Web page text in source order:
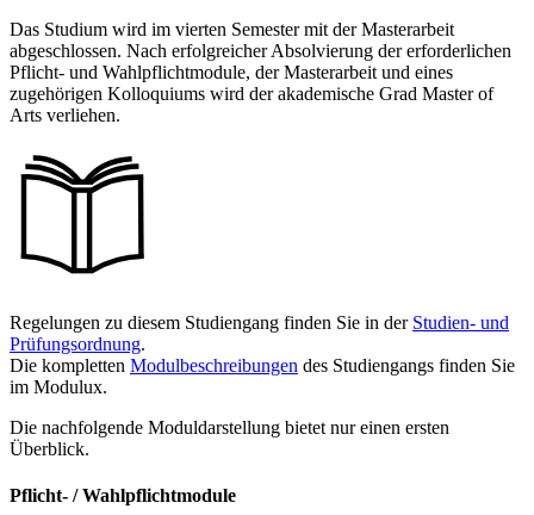
Das Studium wird im vierten Semester mit der Masterarbeit
abgeschlossen. Nach erfolgreicher Absolvierung der erforderlichen
Pflicht- und Wahlpflichtmodule, der Masterarbeit und eines
zugehörigen Kolloquiums wird der akademische Grad Master of
Arts verliehen.
Regelungen zu diesem Studiengang finden Sie in der Studien- und
Prüfungsordnung.
Die kompletten Modulbeschreibungen des Studiengangs finden Sie
im Modulux.
Die nachfolgende Moduldarstellung bietet nur einen ersten
Überblick.
Pflicht- / Wahlpflichtmodule